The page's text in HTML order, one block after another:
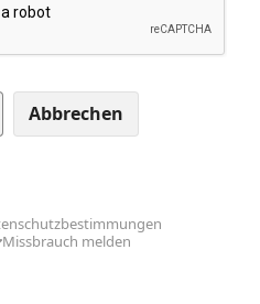
Abbrechen
Missbrauch melden